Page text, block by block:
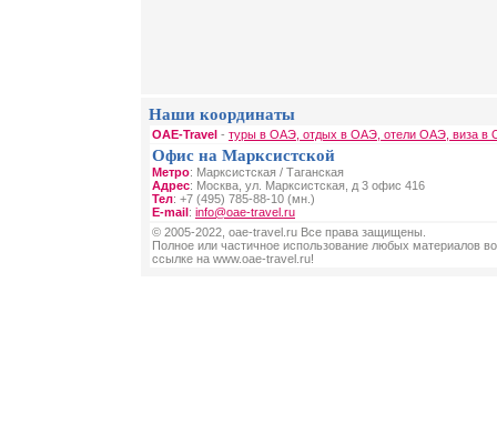
Наши координаты
OAE-Travel - туры в ОАЭ, отдых в ОАЭ, отели ОАЭ, виза в
Офис на Марксистской
Метро: Марксистская / Таганская
Адрес: Москва, ул. Марксистская, д 3 офис 416
Тел: +7 (495) 785-88-10 (мн.)
E-mail: info@oae-travel.ru
© 2005-2022, oae-travel.ru Все права защищены.
Полное или частичное использование любых материалов
ссылке на www.oae-travel.ru!